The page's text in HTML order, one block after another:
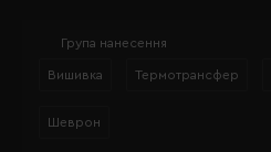
Група нанесення
Вишивка Термотрансфер
Шеврон